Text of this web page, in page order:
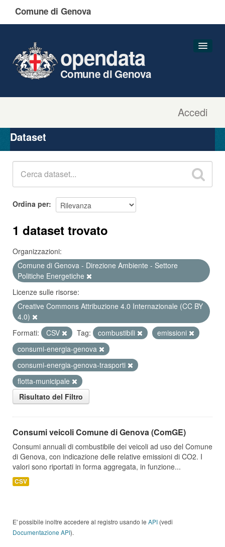
Comune di Genova
Accedi
opendata
Comune di Genova
Organizzazioni
Gruppi
Dataset
Ordina per
1 dataset trovato
Organizzazioni:
Comune di Genova - Direzione Ambiente - Settore
Politiche Energetiche
Licenze sulle risorse:
Creative Commons Attribuzione 4.0 Internazionale (CC BY
4.0)
Formati:
CSV Tag: combustibili
emissioni
consumi-energia-genova
consumi-energia-genova-trasporti
flotta-municipale
Risultato del Filtro
Consumi veicoli Comune di Genova (ComGE)
Consumi annuali di combustibile dei veicoli ad uso del Comune
di Genova, con indicazione delle relative emissioni di CO2. I
valori sono riportati in forma aggregata, in funzione...
CSV
E' possibile inoltre accedere al registro usando le API (vedi
Documentazione API).